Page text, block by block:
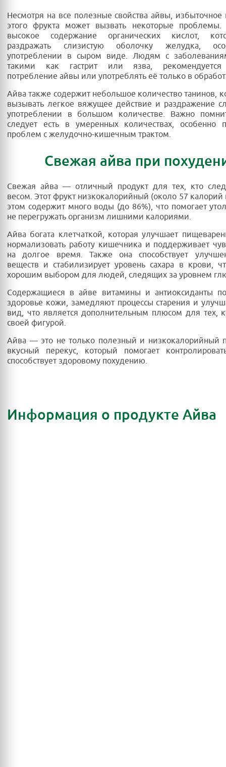
Несмотря на все полезные свойства айвы, избыточное
этого фрукта может вызвать некоторые
высокое содержание органических кислот,
раздражать слизистую оболочку желудка,
употреблении в сыром виде. Людям с
такими как гастрит или язва, рекомендуется
потребление айвы или употреблять её только в
Айва также содержит небольшое количество танинов,
вызывать легкое вяжущее действие и раздражение
употреблении в большом количестве. Важно
следует есть в умеренных количествах, особенно
проблем с желудочно-кишечным трактом.
Свежая айва при
Свежая айва — отличный продукт для тех, кто
весом. Этот фрукт низкокалорийный (около 57 калорий
этом содержит много воды (до 86%), что помогает
не перегружать организм лишними калориями.
Айва богата клетчаткой, которая улучшает
нормализовать работу кишечника и поддерживает
на долгое время. Также она способствует
веществ и стабилизирует уровень сахара в крови,
хорошим выбором для людей, следящих за уровнем
Содержащиеся в айве витамины и антиоксиданты
здоровье кожи, замедляют процессы старения и
вид, что является дополнительным плюсом для тех,
своей фигурой.
Айва — это не только полезный и низкокалорийный
вкусный перекус, который помогает
способствует здоровому похудению.
Информация о продукте Айва